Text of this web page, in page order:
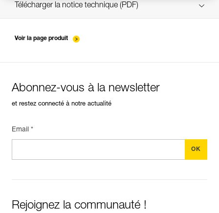
Télécharger la notice technique (PDF)
Voir la page produit
Abonnez-vous à la newsletter
et restez connecté à notre actualité
Email *
Rejoignez la communauté !